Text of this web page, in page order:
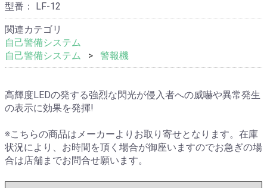
型番： LF-12
関連カテゴリ
自己警備システム
自己警備システム
警報機
高輝度LEDの発する強烈な閃光が侵入者への威嚇や異常発生
の表示に効果を発揮!
※こちらの商品はメーカーよりお取り寄せとなります。在庫
状況により、お時間を頂く場合が御座いますのでお急ぎの場
合は店舗までお問合せ願います。